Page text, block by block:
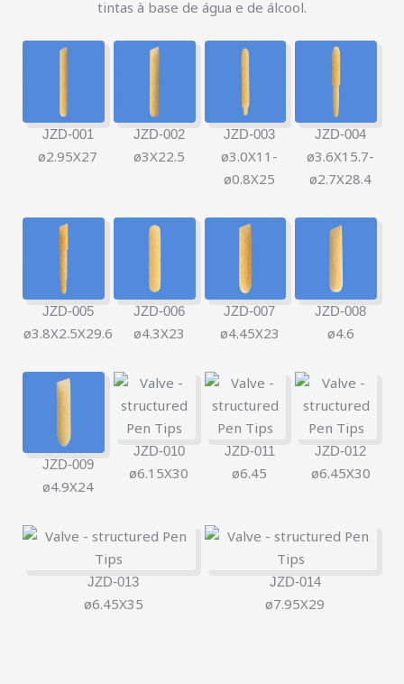
tintas à base de água e de álcool.
JZD-001
ø2.95X27
JZD-002
ø3X22.5
JZD-003
ø3.0X11-
ø0.8X25
JZD-004
ø3.6X15.7-
ø2.7X28.4
JZD-005
ø3.8X2.5X29.6
JZD-006
ø4.3X23
JZD-007
ø4.45X23
JZD-008
ø4.6
JZD-009
ø4.9X24
JZD-010
ø6.15X30
JZD-011
ø6.45
JZD-012
ø6.45X30
JZD-013
ø6.45X35
JZD-014
ø7.95X29
Español
日本語